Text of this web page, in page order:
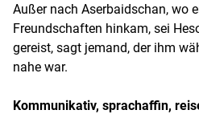
Außer nach Aserbaidschan, wo
Freundschaften hinkam, sei
gereist, sagt jemand, der ihm
nahe war.
Kommunikativ, sprachaffin,